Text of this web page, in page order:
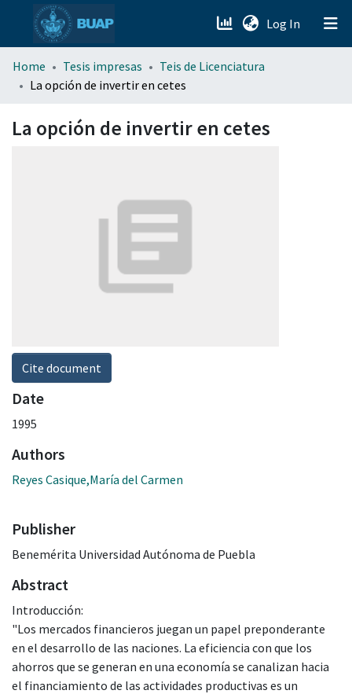
Log In (current)
menu.section.about_menu
Home Tesis impresas
Teis de Licenciatura
La opción de invertir en cetes
La opción de invertir en cetes
Cite document
Date
1995
Authors
Reyes Casique,María del Carmen
Publisher
Benemérita Universidad Autónoma de Puebla
Abstract
Introducción:
"Los mercados financieros juegan un papel preponderante
en el desarrollo de las naciones. La eficiencia con que los
ahorros que se generan en una economía se canalizan hacia
el financiamiento de las actividades productivas es un